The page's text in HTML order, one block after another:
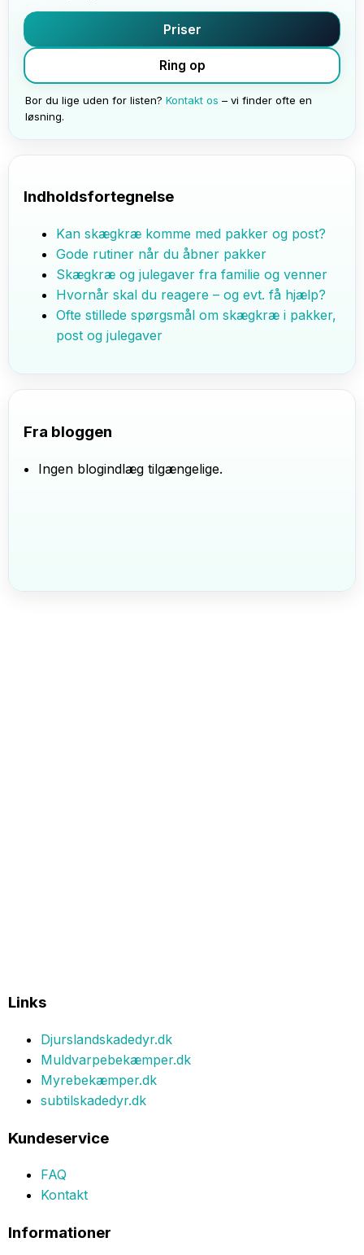
Priser
Ring op
Bor du lige uden for listen? Kontakt os – vi finder ofte en
løsning.
Indholdsfortegnelse
Kan skægkræ komme med pakker og post?
Gode rutiner når du åbner pakker
Skægkræ og julegaver fra familie og venner
Hvornår skal du reagere – og evt. få hjælp?
Ofte stillede spørgsmål om skægkræ i pakker,
post og julegaver
Fra bloggen
Ingen blogindlæg tilgængelige.
Links
Djurslandskadedyr.dk
Muldvarpebekæmper.dk
Myrebekæmper.dk
subtilskadedyr.dk
Kundeservice
FAQ
Kontakt
Informationer